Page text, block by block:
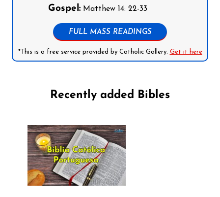
Gospel: Matthew 14: 22-33
FULL MASS READINGS
*This is a free service provided by Catholic Gallery. Get it here
Recently added Bibles